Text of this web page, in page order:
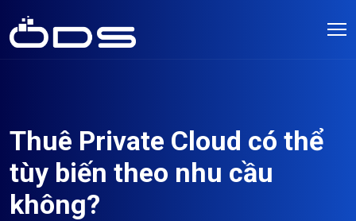
Thuê Private Cloud có thể
tùy biến theo nhu cầu
không?